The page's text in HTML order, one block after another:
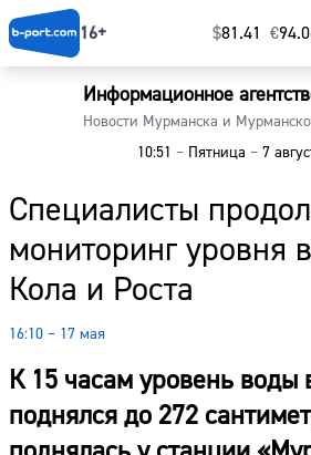
16+ $⁠81.41 €
Информационное
Новости Мурманска и
10:51 –Пятница –7
Специалисты
мониторинг уровня
Кола и Роста
16:10 – 17 мая
К 15 часам уровень воды
поднялся до 272
Главная
Наши гости
Фоторепортажи
Погода
Курсы валют